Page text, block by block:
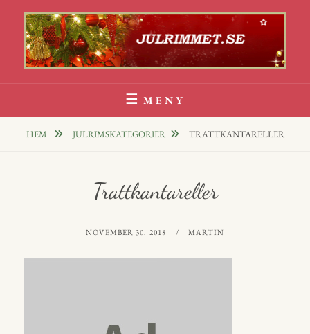
innehåll
Julrim Och Julklappsrim
MENY
HEM JULRIMSKATEGORIER TRATTKANTARELLER
Trattkantareller
PUBLICERAT
NOVEMBER 30, 2018 AV
MARTIN